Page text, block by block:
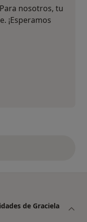
nosotros, tu
¡Esperamos
anteriores
de Graciela